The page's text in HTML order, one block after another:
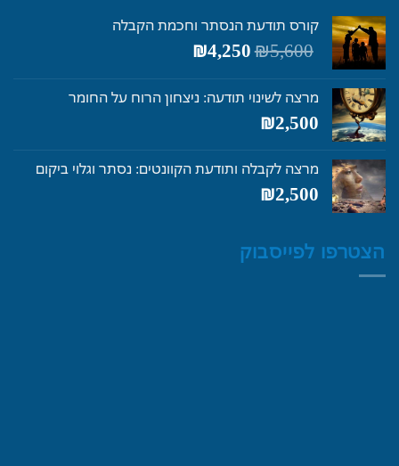
קורס תודעת הנסתר וחכמת הקבלה
₪5,600
המחיר
המקורי
₪5,600.
₪4,250
₪4,250.
מרצה לשינוי תודעה: ניצחון הרוח על החומר
₪2,500
מרצה לקבלה ותודעת הקוונטים: נסתר וגלוי ביקום
₪2,500
הצטרפו לפייסבוק